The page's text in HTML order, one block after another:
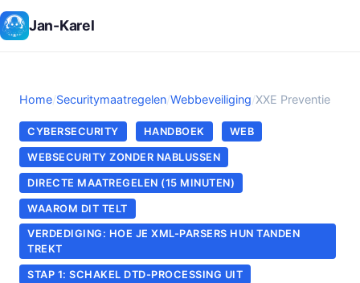
Jan-Karel
Home/Securitymaatregelen/Webbeveiliging/XXE Preventie
CYBERSECURITY HANDBOEK WEB
WEBSECURITY ZONDER NABLUSSEN
DIRECTE MAATREGELEN (15 MINUTEN)
WAAROM DIT TELT
VERDEDIGING: HOE JE XML-PARSERS HUN TANDEN
TREKT
STAP 1: SCHAKEL DTD-PROCESSING UIT